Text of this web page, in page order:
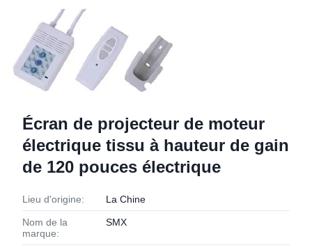
Écran de projecteur de moteur
électrique tissu à hauteur de gain
de 120 pouces électrique
Lieu d'origine: La Chine
Nom de la
marque:
SMX